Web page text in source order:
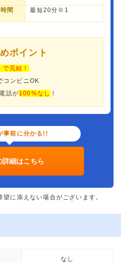
間 最短20分※1
ポイント
で完結！
ンビニOK
話が100%なし ！
事前に分かる!!
詳細はこちら
に添えない場合がございます。
なし